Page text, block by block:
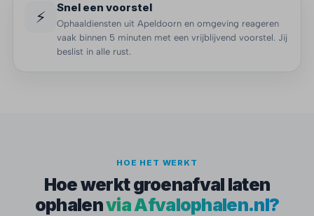
⚡ Snel een voorstel
Ophaaldiensten uit Apeldoorn en omgeving reageren
vaak binnen 5 minuten met een vrijblijvend voorstel. Jij
beslist in alle rust.
HOE HET WERKT
Hoe werkt groenafval laten
ophalenvia Afvalophalen.nl?